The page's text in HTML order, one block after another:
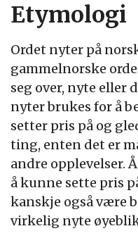
Etymologi
Ordet nyter på
gammelnorske
seg over, nyte eller
nyter brukes for å
setter pris på og
ting, enten det er
andre opplevelser.
å kunne sette pris
kanskje også være
virkelig nyte